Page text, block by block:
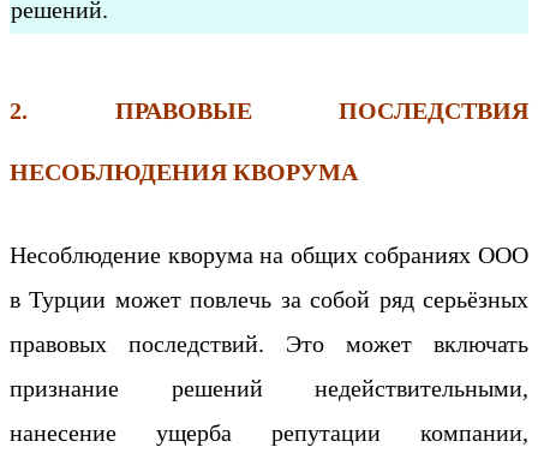
решений.
2. ПРАВОВЫЕ ПОСЛЕДСТВИЯ
НЕСОБЛЮДЕНИЯ КВОРУМА
Несоблюдение кворума на общих собраниях ООО
в Турции может повлечь за собой ряд серьёзных
правовых последствий. Это может включать
признание решений недействительными,
нанесение ущерба репутации компании,